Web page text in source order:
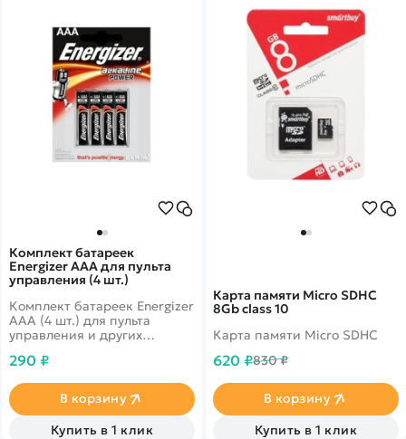
Комплект батареек
Energizer AAA для пульта
управления (4 шт.)
Комплект батареек Energizer
AAA (4 шт.) для пульта
управления и других
290 ₽
В корзину
Купить в 1 клик
Карта памяти Micro SDHC
8Gb class 10
Карта памяти Micro SDHC
620 ₽830 ₽
В корзину
Купить в 1 клик